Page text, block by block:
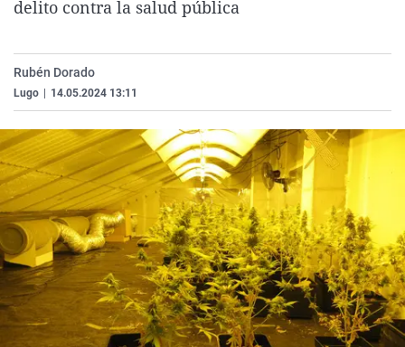
Operación Viuda
Navarra
País Vasco
delito contra la salud pública
Rubén Dorado
Lugo 14.05.2024 13:11